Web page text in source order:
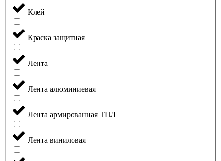
Клей
Краска защитная
Лента
Лента алюминиевая
Лента армированная ТПЛ
Лента виниловая